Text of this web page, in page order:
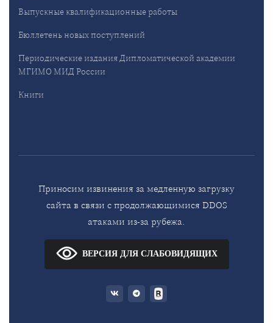
Выпускные квалификационные работы
Бюллетень новых поступлений
Периодические издания Дипломатической академии
МГИМО МИД России
Книги
Приносим извинения за медленную загрузку
сайта в связи с продолжающимися DDOS
атаками из-за рубежа.
ВЕРСИЯ ДЛЯ СЛАБОВИДЯЩИХ